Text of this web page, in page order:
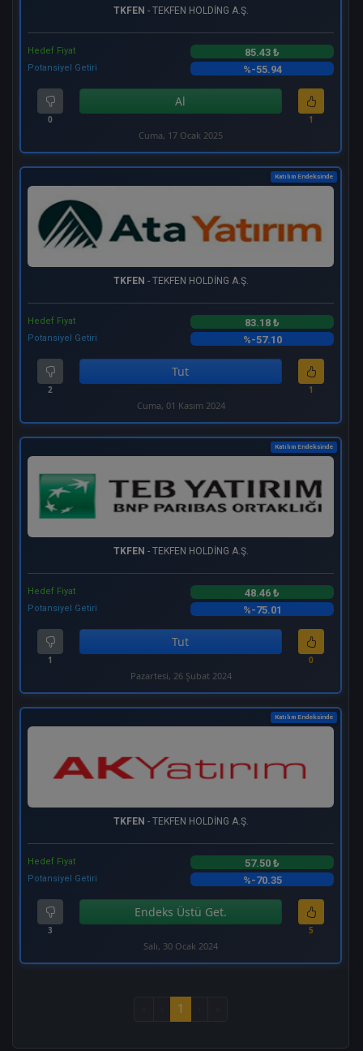
TKFEN - TEKFEN HOLDİNG A.Ş.
Hedef Fiyat 85.43 ₺
Potansiyel Getiri %-55.94
0
Al
1
Cuma, 17 Ocak 2025
Katılım Endeksinde
TKFEN - TEKFEN HOLDİNG A.Ş.
Hedef Fiyat 83.18 ₺
Potansiyel Getiri %-57.10
2
Tut
1
Cuma, 01 Kasım 2024
Katılım Endeksinde
TKFEN - TEKFEN HOLDİNG A.Ş.
Hedef Fiyat 48.46 ₺
Potansiyel Getiri %-75.01
1
Tut
0
Pazartesi, 26 Şubat 2024
Katılım Endeksinde
TKFEN - TEKFEN HOLDİNG A.Ş.
Hedef Fiyat 57.50 ₺
Potansiyel Getiri %-70.35
3
Endeks Üstü Get.
5
Salı, 30 Ocak 2024
1